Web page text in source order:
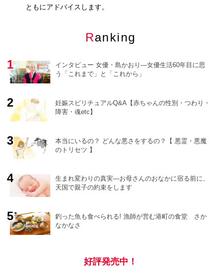
ともにアドバイスします。
Ranking
インタビュー 女優・島かおり―女優生活60年目に思
う「これまで」と「これから」
妊娠スピリチュアルQ&A【赤ちゃんの性別・つわり・
障害・魂etc】
本当にいるの？ どんな悪さをするの？【 悪霊・悪魔
のトリセツ 】
生まれ変わりの真実―お母さんのおなかに宿る前に、
天国で親子の約束をします
釣った魚も食べられる! 漁師が営む港町の食堂 さか
なかなさ
好評発売中！